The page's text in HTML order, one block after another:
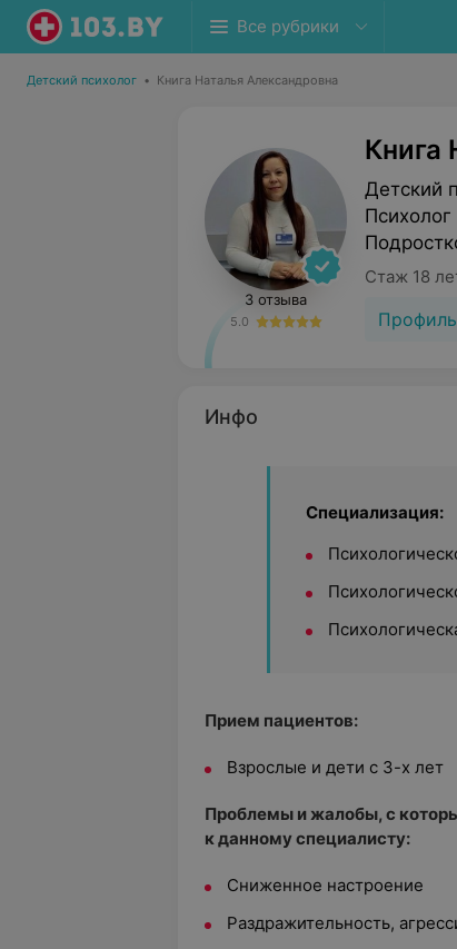
Все рубрики
Детский психолог • Книга Наталья Александровна
3 отзыва
5.0
Книга
Детский
Стаж 18
Инфо
Специализация:
Прием пациентов:
Взрослые и дети с 3-х лет
Проблемы и жалобы, с
к данному специалисту:
Сниженное настроение
Раздражительность,